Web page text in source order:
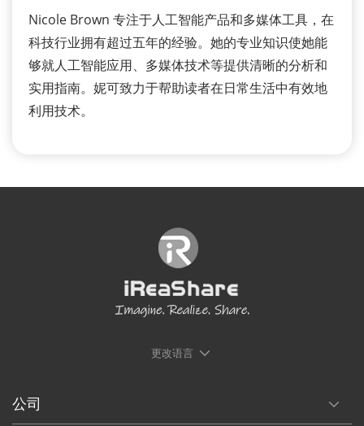
Nicole Brown 专注于人工智能产品和多媒体工具，在
科技行业拥有超过五年的经验。她的专业知识使她能
够就人工智能应用、多媒体技术等提供清晰的分析和
实用指南。妮可致力于帮助读者在日常生活中有效地
利用技术。
更改语言
公司